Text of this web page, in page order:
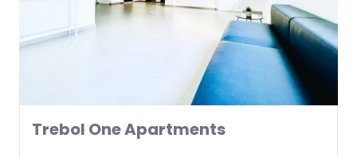
Trebol One Apartments